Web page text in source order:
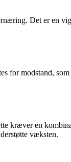
Det er en
modstand,
kræver en
væksten.